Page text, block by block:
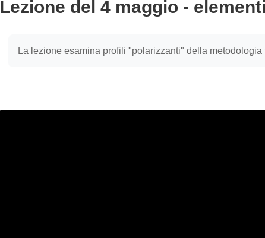
Lezione del 4 maggio -
La lezione esamina profili "polarizzanti" della